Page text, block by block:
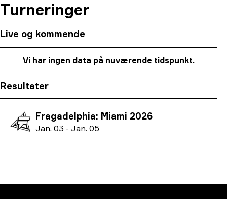
Turneringer
Live og kommende
Vi har ingen data på nuværende tidspunkt.
Resultater
Fragadelphia: Miami 2026
Jan. 03 - Jan. 05